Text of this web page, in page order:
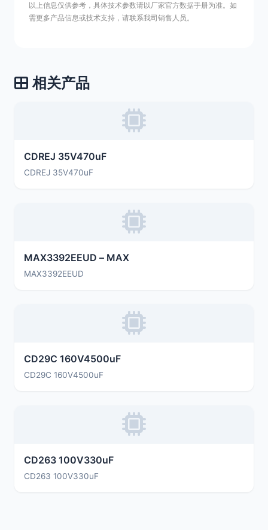
以上信息仅供参考，具体技术参数请以厂家官方数据手册为准。如
需更多产品信息或技术支持，请联系我司销售人员。
相关产品
CDREJ 35V470uF
CDREJ 35V470uF
MAX3392EEUD – MAX
MAX3392EEUD
CD29C 160V4500uF
CD29C 160V4500uF
CD263 100V330uF
CD263 100V330uF